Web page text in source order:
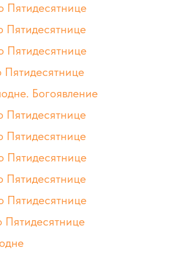
Пятидесятнице
Пятидесятнице
Пятидесятнице
Пятидесятнице
Богоявление
Пятидесятнице
Пятидесятнице
Пятидесятнице
Пятидесятнице
Пятидесятнице
Пятидесятнице